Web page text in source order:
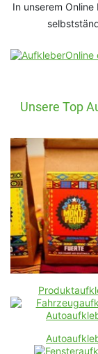
In unserem
Unsere Top